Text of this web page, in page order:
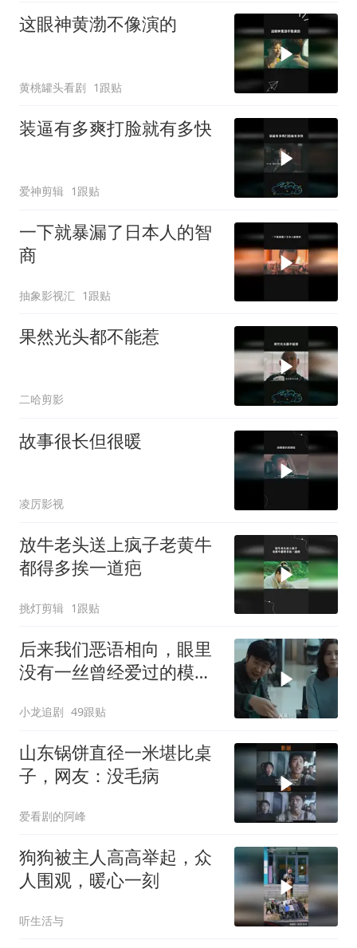
这眼神黄渤不像演的
黄桃罐头看剧 1跟贴
装逼有多爽打脸就有多快
爱神剪辑 1跟贴
一下就暴漏了日本人的智
商
抽象影视汇 1跟贴
果然光头都不能惹
二哈剪影
故事很长但很暖
凌厉影视
放牛老头送上疯子老黄牛
都得多挨一道疤
挑灯剪辑 1跟贴
后来我们恶语相向，眼里
没有一丝曾经爱过的模
小龙追剧 49跟贴
山东锅饼直径一米堪比桌
子，网友：没毛病
爱看剧的阿峰
狗狗被主人高高举起，众
人围观，暖心一刻
听生活与